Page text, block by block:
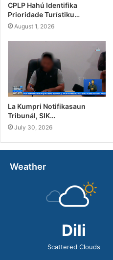
CPLP Hahú Identifika
Prioridade Turístiku…
August 1, 2026
La Kumpri Notifikasaun
Tribunál, SIK…
July 30, 2026
Weather
Dili
Scattered Clouds